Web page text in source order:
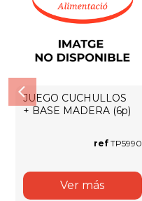
JUEGO CUCHULLOS
+ BASE MADERA (6p)
refTP5990
Ver más